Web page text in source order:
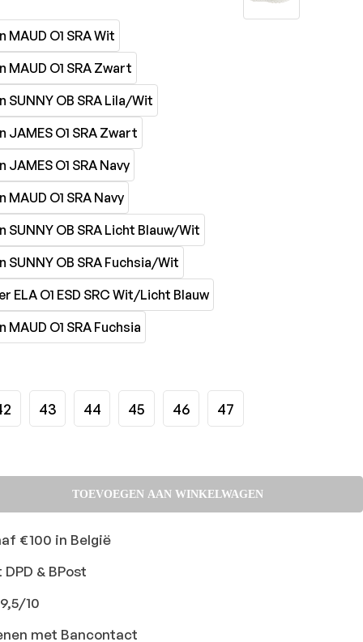
43 44 45 46 47
TOEVOEGEN AAN WINKELWAGEN
€100 in België
& BPost
10
met Bancontact